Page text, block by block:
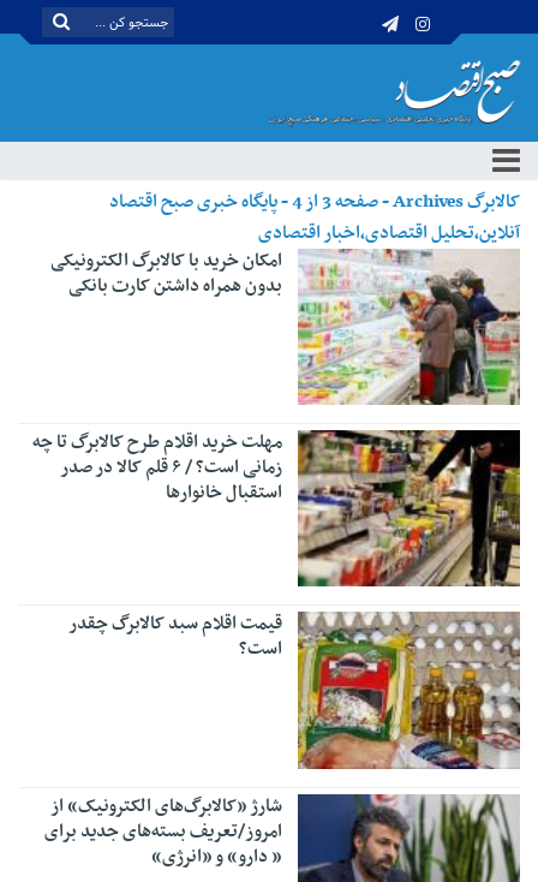
کالابرگ Archives - صفحه 3 از 4 - پایگاه خبری صبح اقتصاد
آنلاین،تحلیل اقتصادی،اخبار اقتصادی
امکان خرید با کالابرگ الکترونیکی
بدون همراه داشتن کارت بانکی
مهلت خرید اقلام طرح کالابرگ تا چه
زمانی است؟ / ۶ قلم کالا در صدر
استقبال خانوارها
قیمت اقلام سبد کالابرگ چقدر
است؟
شارژ «کالابرگ‌های الکترونیک» از
امروز/تعریف بسته‌های جدید برای
« دارو» و «انرژی»